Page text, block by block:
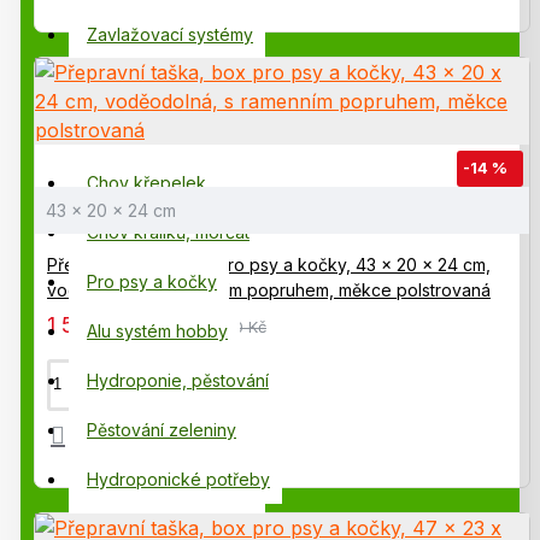
Zavlažovací systémy
Chov slepic, drůbeže
Komponenty závlahy
Chov křepelek
Chov králíků, morčat
Pro psy a kočky
Alu systém hobby
Hydroponie, pěstování
Pěstování zeleniny
Hydroponické potřeby
Výprodej, rozbaleno
chovatelské potřebypro Vaše mazlíčky. Nabízíme
potřeby pro velké i malé, a to zejména takovými
potřebami, které v běžných zverimexech nenajdete.
Klikni na obrázek pro přechod do jiné
podrobnější kategorie a hledání.
-14 %
43 x 20 x 24 cm
Přepravní taška, box pro psy a kočky, 43 x 20 x 24 cm,
voděodolná, s ramenním popruhem, měkce polstrovaná
1 545,00 Kč 1 795,00 Kč